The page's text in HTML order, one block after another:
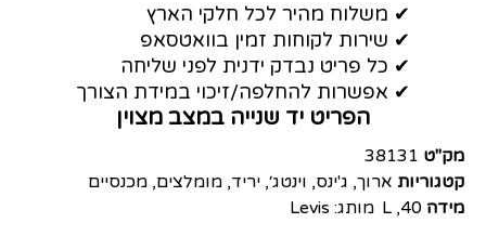
✔ משלוח מהיר לכל חלקי הארץ
✔ שירות לקוחות זמין בוואטסאפ
✔ כל פריט נבדק ידנית לפני שליחה
✔ אפשרות להחלפה/זיכוי במידת הצורך
הפריט יד שנייה במצב מצוין
מק"ט 38131
קטגוריות ארוך, ג'ינס, וינטג׳, יריד, מומלצים, מכנסיים
מידה 40
,
L מותג: Levis